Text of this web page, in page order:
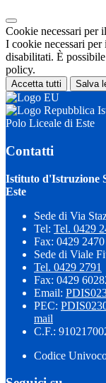
Cookie necessari per
I cookie necessari per
disabilitati. È
policy.
Accetta tutti Salva
Polo Liceale di Este
Contatti
Istituto d'Istruzione
Este
Sede di Via
Tel: Tel. 0429
Fax: 0429 2470
Sede di Viale
Tel. 0429 2791
Fax: 0429
Email:
PEC:
mail
C.F.:
Codice